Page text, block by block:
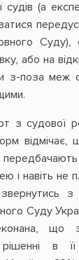
судів (а
Суду),
або на
з-поза меж
з судової
відмічає,
і навіть не
з
Суду
що
в